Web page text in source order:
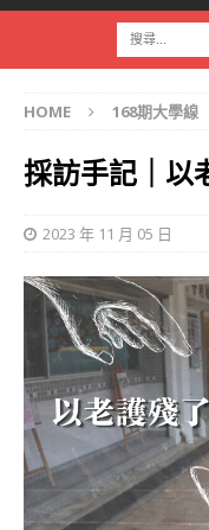
HOME 168期大學線
採訪手記｜以
2023 年 11 月 05 日